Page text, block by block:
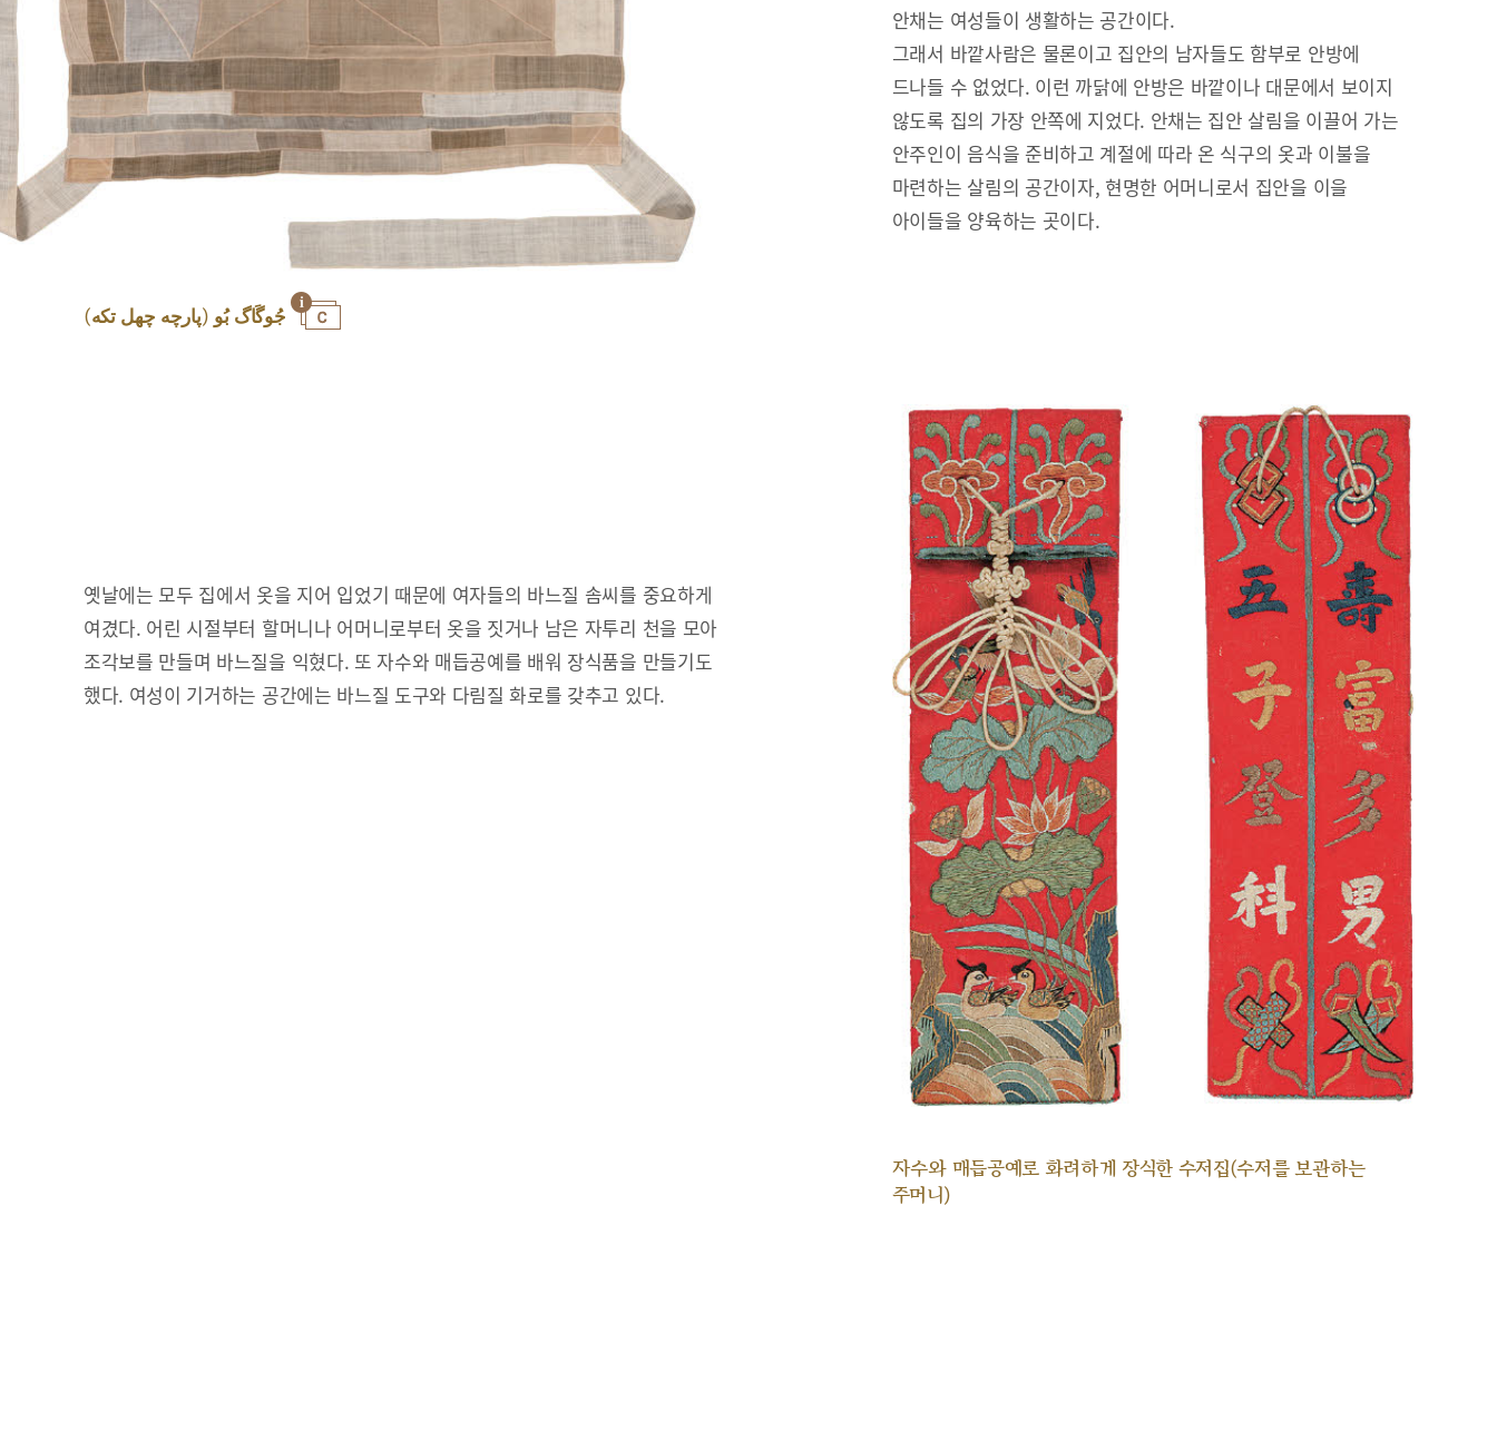
안채는 여성들이 생활하는 공간이다.
그래서 바깥사람은 물론이고 집안의 남자들도 함부로 안방에
드나들 수 없었다. 이런 까닭에 안방은 바깥이나 대문에서 보이지
않도록 집의 가장 안쪽에 지었다. 안채는 집안 살림을 이끌어 가는
안주인이 음식을 준비하고 계절에 따라 온 식구의 옷과 이불을
마련하는 살림의 공간이자, 현명한 어머니로서 집안을 이을
아이들을 양육하는 곳이다.
옛날에는 모두 집에서 옷을 지어 입었기 때문에 여자들의 바느질 솜씨를 중요하게
여겼다. 어린 시절부터 할머니나 어머니로부터 옷을 짓거나 남은 자투리 천을 모아
조각보를 만들며 바느질을 익혔다. 또 자수와 매듭공예를 배워 장식품을 만들기도
했다. 여성이 기거하는 공간에는 바느질 도구와 다림질 화로를 갖추고 있다.
자수와 매듭공예로 화려하게 장식한 수저집(수저를 보관하는
주머니)